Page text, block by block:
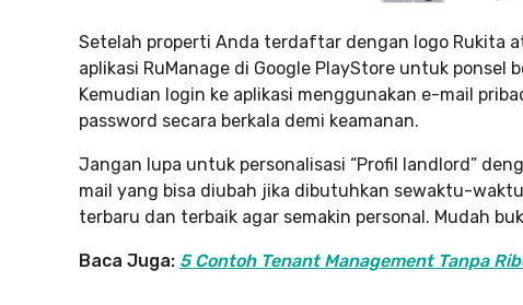
Setelah properti Anda terdaftar dengan logo Rukita
aplikasi RuManage di Google PlayStore untuk ponsel
Kemudian login ke aplikasi menggunakan e-mail
password secara berkala demi keamanan.
Jangan lupa untuk personalisasi “Profil landlord”
mail yang bisa diubah jika dibutuhkan sewaktu-
terbaru dan terbaik agar semakin personal. Mudah
Baca Juga: 5 Contoh Tenant Management Tanpa